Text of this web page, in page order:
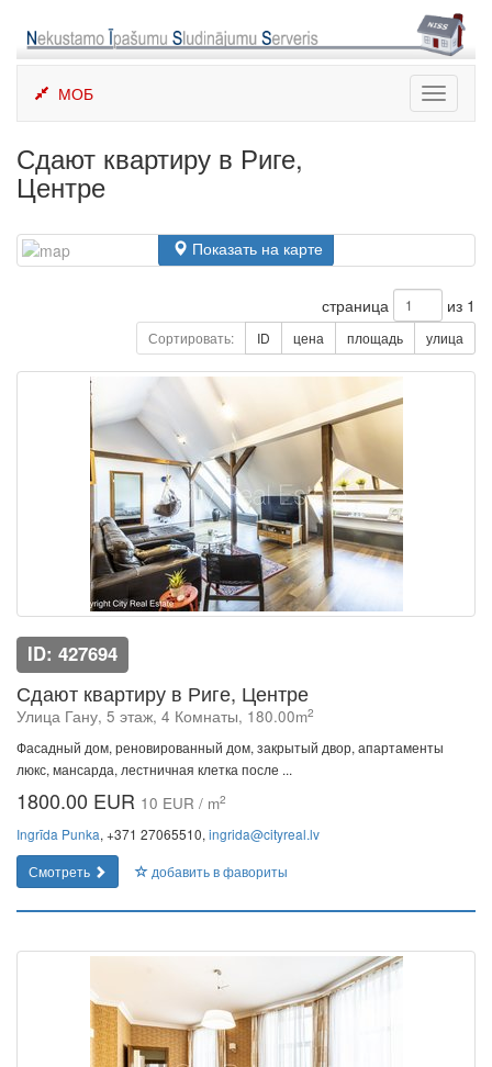
content
Toggle
МОБ
Сдают квартиру в Риге,
Центре
Показать на карте
страница из 1
Сортировать: ID цена площадь улица
ID: 427694
Сдают квартиру в Риге, Центре
Улица Гану, 5 этаж, 4 Комнаты, 180.00m2
Фасадный дом, реновированный дом, закрытый двор, апартаменты
люкс, мансарда, лестничная клетка после ...
1800.00 EUR 10 EUR / m2
Ingrīda Punka, +371 27065510, ingrida@cityreal.lv
Смотреть
добавить в фавориты